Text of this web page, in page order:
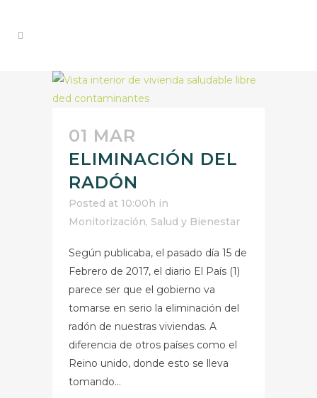
01 MAR
ELIMINACIÓN DEL
RADÓN
Posted at 10:00h in
Monitorización, Salud y Bienestar
Según publicaba, el pasado día 15 de
Febrero de 2017, el diario El País (1)
parece ser que el gobierno va
tomarse en serio la eliminación del
radón de nuestras viviendas. A
diferencia de otros países como el
Reino unido, donde esto se lleva
tomando...